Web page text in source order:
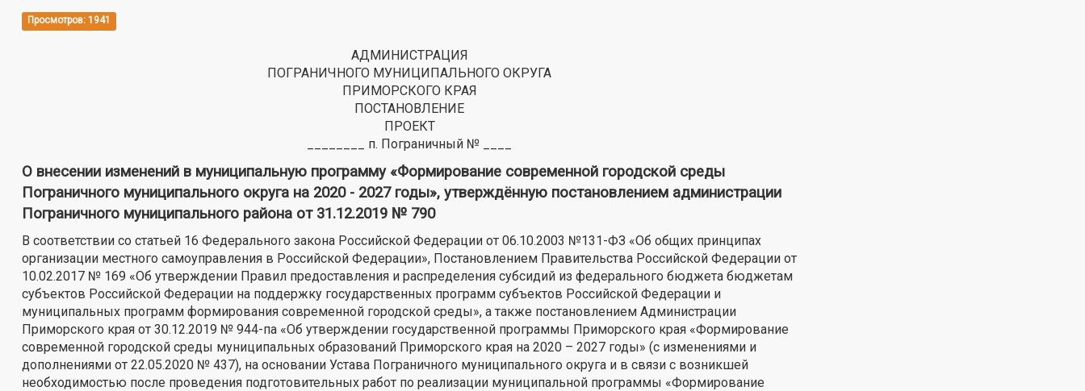
Просмотров: 1941
АДМИНИСТРАЦИЯ
ПОГРАНИЧНОГО МУНИЦИПАЛЬНОГО ОКРУГА
ПРИМОРСКОГО КРАЯ
ПОСТАНОВЛЕНИЕ
ПРОЕКТ
________ п. Пограничный № ____
О внесении изменений в муниципальную программу «Формирование современной городской среды
Пограничного муниципального округа на 2020 - 2027 годы», утверждённую постановлением администрации
Пограничного муниципального района от 31.12.2019 № 790
В соответствии со статьей 16 Федерального закона Российской Федерации от 06.10.2003 №131-ФЗ «Об общих принципах
организации местного самоуправления в Российской Федерации», Постановлением Правительства Российской Федерации от
10.02.2017 № 169 «Об утверждении Правил предоставления и распределения субсидий из федерального бюджета бюджетам
субъектов Российской Федерации на поддержку государственных программ субъектов Российской Федерации и
муниципальных программ формирования современной городской среды», а также постановлением Администрации
Приморского края от 30.12.2019 № 944-па «Об утверждении государственной программы Приморского края «Формирование
современной городской среды муниципальных образований Приморского края на 2020 – 2027 годы» (с изменениями и
дополнениями от 22.05.2020 № 437), на основании Устава Пограничного муниципального округа и в связи с возникшей
необходимостью после проведения подготовительных работ по реализации муниципальной программы «Формирование